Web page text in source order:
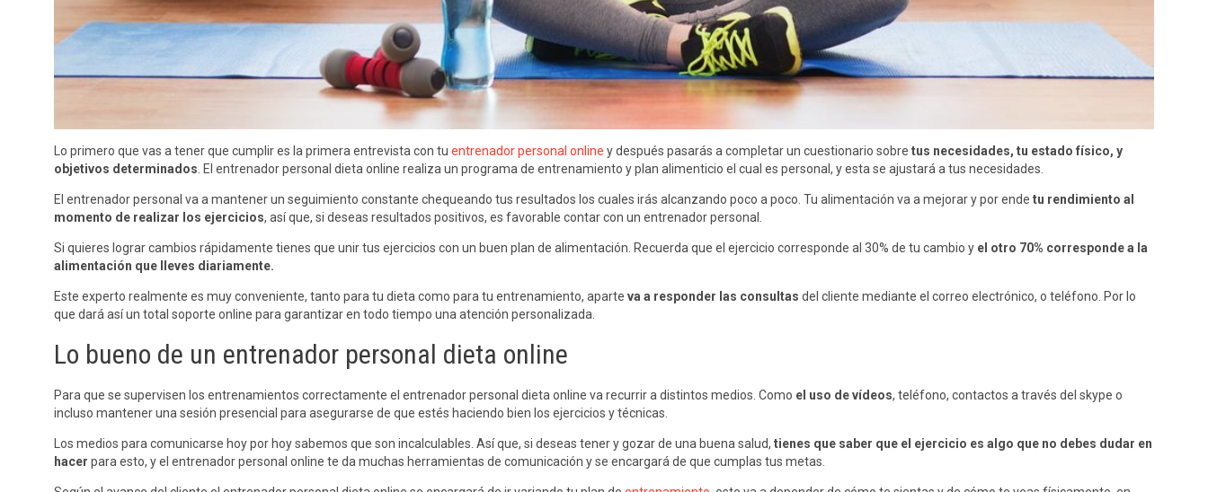
Lo primero que vas a tener que cumplir es la primera entrevista con tu entrenador personal online y después pasarás a completar un cuestionario sobre tus necesidades, tu estado físico, y
objetivos determinados . El entrenador personal dieta online realiza un programa de entrenamiento y plan alimenticio el cual es personal, y esta se ajustará a tus necesidades.
El entrenador personal va a mantener un seguimiento constante chequeando tus resultados los cuales irás alcanzando poco a poco. Tu alimentación va a mejorar y por ende tu rendimiento al
momento de realizar los ejercicios, así que, si deseas resultados positivos, es favorable contar con un entrenador personal.
Si quieres lograr cambios rápidamente tienes que unir tus ejercicios con un buen plan de alimentación. Recuerda que el ejercicio corresponde al 30% de tu cambio y el otro 70% corresponde a la
alimentación que lleves diariamente.
Este experto realmente es muy conveniente, tanto para tu dieta como para tu entrenamiento, aparte va a responder las consultas del cliente mediante el correo electrónico, o teléfono. Por lo
que dará así un total soporte online para garantizar en todo tiempo una atención personalizada.
Lo bueno de un entrenador personal dieta online
Para que se supervisen los entrenamientos correctamente el entrenador personal dieta online va recurrir a distintos medios. Como el uso de vídeos, teléfono, contactos a través del skype o
incluso mantener una sesión presencial para asegurarse de que estés haciendo bien los ejercicios y técnicas.
Los medios para comunicarse hoy por hoy sabemos que son incalculables. Así que, si deseas tener y gozar de una buena salud, tienes que saber que el ejercicio es algo que no debes dudar en
hacer para esto, y el entrenador personal online te da muchas herramientas de comunicación y se encargará de que cumplas tus metas.